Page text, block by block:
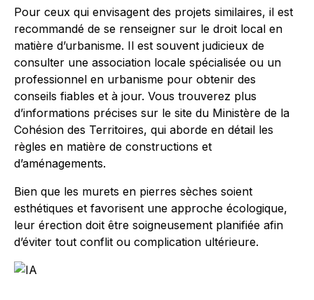
Pour ceux qui envisagent des projets similaires, il est
recommandé de se renseigner sur le droit local en
matière d’urbanisme. Il est souvent judicieux de
consulter une association locale spécialisée ou un
professionnel en urbanisme pour obtenir des
conseils fiables et à jour. Vous trouverez plus
d’informations précises sur le site du Ministère de la
Cohésion des Territoires, qui aborde en détail les
règles en matière de constructions et
d’aménagements.
Bien que les murets en pierres sèches soient
esthétiques et favorisent une approche écologique,
leur érection doit être soigneusement planifiée afin
d’éviter tout conflit ou complication ultérieure.